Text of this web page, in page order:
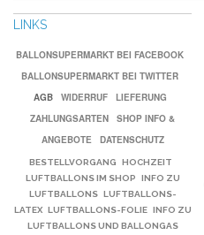
LINKS
BALLONSUPERMARKT BEI FACEBOOK
BALLONSUPERMARKT BEI TWITTER
AGB
WIDERRUF
LIEFERUNG
ZAHLUNGSARTEN
SHOP INFO &
ANGEBOTE
DATENSCHUTZ
BESTELLVORGANG
HOCHZEIT
LUFTBALLONS IM SHOP
INFO ZU
LUFTBALLONS LUFTBALLONS-
LATEX LUFTBALLONS-FOLIE INFO ZU
LUFTBALLONS UND BALLONGAS